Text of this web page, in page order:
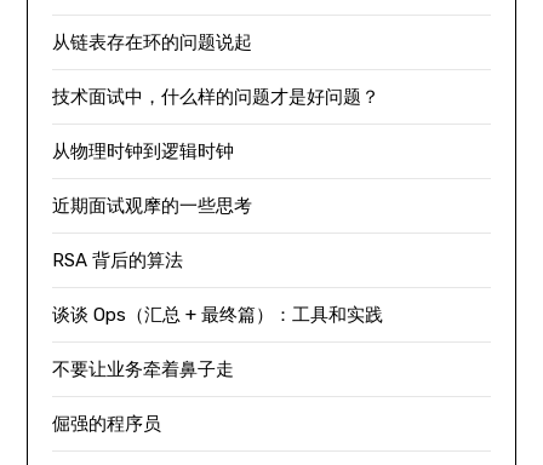
从链表存在环的问题说起
技术面试中，什么样的问题才是好问题？
从物理时钟到逻辑时钟
近期面试观摩的一些思考
RSA 背后的算法
谈谈 Ops（汇总 + 最终篇）：工具和实践
不要让业务牵着鼻子走
倔强的程序员